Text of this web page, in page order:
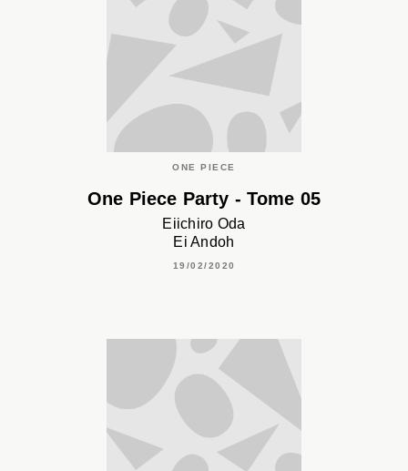
ONE PIECE
One Piece Party - Tome 05
Eiichiro Oda
Ei Andoh
19/02/2020